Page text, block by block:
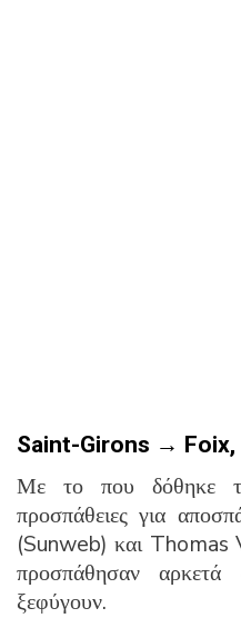
Saint-Girons → Foix,
Με το που δόθηκε
προσπάθειες για
(Sunweb) και
προσπάθησαν
ξεφύγουν.